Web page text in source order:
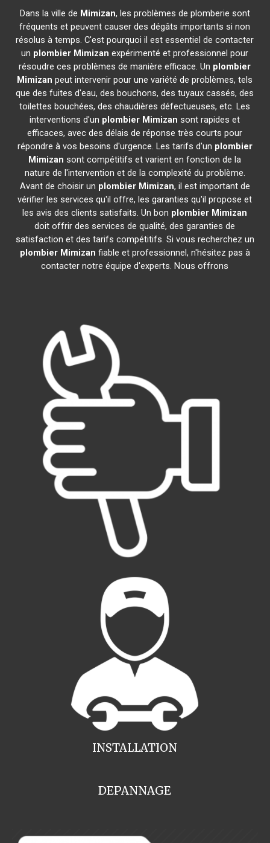
Dans la ville de Mimizan, les problèmes de plomberie sont
fréquents et peuvent causer des dégâts importants si non
résolus à temps. C'est pourquoi il est essentiel de contacter
un plombier Mimizan expérimenté et professionnel pour
résoudre ces problèmes de manière efficace. Un plombier
Mimizan peut intervenir pour une variété de problèmes, tels
que des fuites d'eau, des bouchons, des tuyaux cassés, des
toilettes bouchées, des chaudières défectueuses, etc. Les
interventions d'un plombier Mimizan sont rapides et
efficaces, avec des délais de réponse très courts pour
répondre à vos besoins d'urgence. Les tarifs d'un plombier
Mimizan sont compétitifs et varient en fonction de la
nature de l'intervention et de la complexité du problème.
Avant de choisir un plombier Mimizan, il est important de
vérifier les services qu'il offre, les garanties qu'il propose et
les avis des clients satisfaits. Un bon plombier Mimizan
doit offrir des services de qualité, des garanties de
satisfaction et des tarifs compétitifs. Si vous recherchez un
plombier Mimizan fiable et professionnel, n'hésitez pas à
contacter notre équipe d'experts. Nous offrons
INSTALLATION
DEPANNAGE